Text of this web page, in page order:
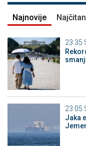
Najnovije
23:35
23:05
Jaka